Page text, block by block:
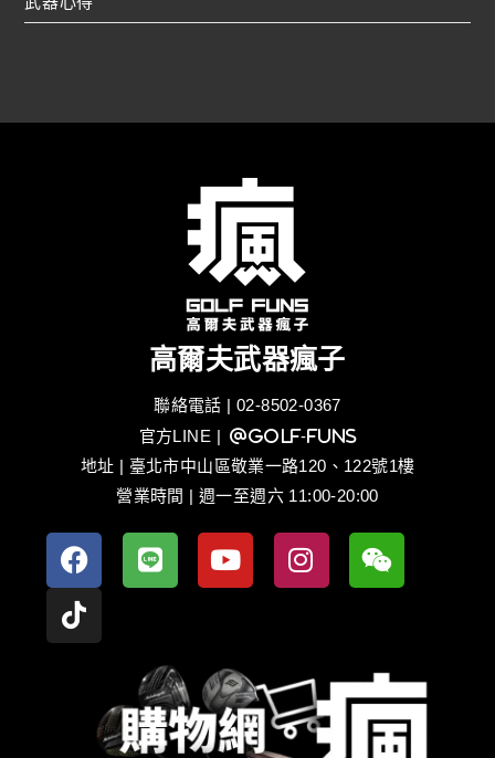
高爾夫武器瘋子
聯絡電話 | 02-8502-0367
官方LINE | @golf-funs
地址 | 臺北市中山區敬業一路120、122號1樓
營業時間 | 週一至週六 11:00-20:00